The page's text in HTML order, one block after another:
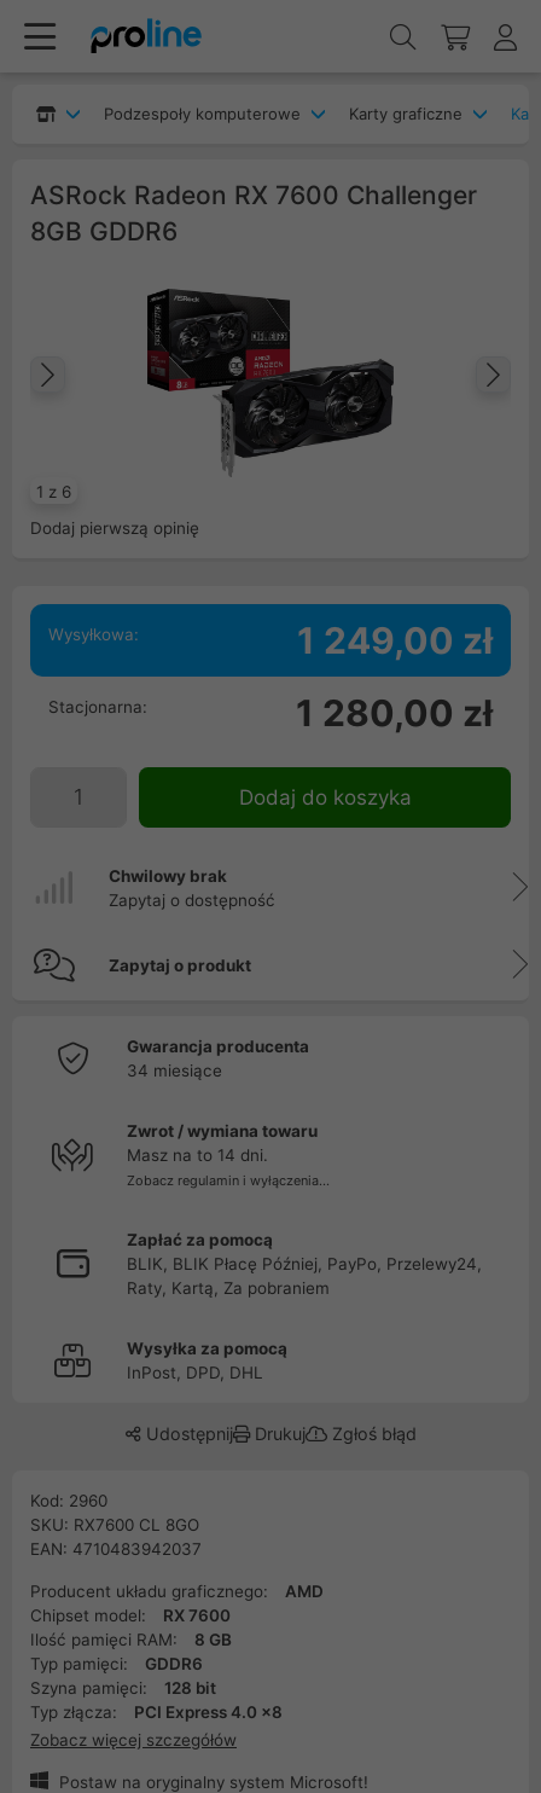
Podzespoły komputerowe Karty graficzne
ASRock Radeon RX 7600 Challenger
8GB GDDR6
1 z 6
Poprzedni
Dodaj pierwszą opinię
Wysyłkowa: 1 249,00 zł
Stacjonarna: 1 280,00 zł
Dodaj do koszyka
Chwilowy brak
Zapytaj o dostępność
Zapytaj o produkt
Gwarancja producenta
34 miesiące
Zwrot / wymiana towaru
Masz na to 14 dni.
Zobacz regulamin i wyłączenia...
Zapłać za pomocą
BLIK, BLIK Płacę Później, PayPo, Przelewy24,
Raty, Kartą, Za pobraniem
Wysyłka za pomocą
InPost, DPD, DHL
Udostępnij Drukuj Zgłoś błąd
Kod: 2960
SKU: RX7600 CL 8GO
EAN: 4710483942037
Producent układu graficznego:
AMD
Chipset model:
RX 7600
Ilość pamięci RAM:
8 GB
Typ pamięci:
GDDR6
Szyna pamięci:
128 bit
Typ złącza:
PCI Express 4.0 x8
Zobacz więcej szczegółów
Postaw na oryginalny system Microsoft!